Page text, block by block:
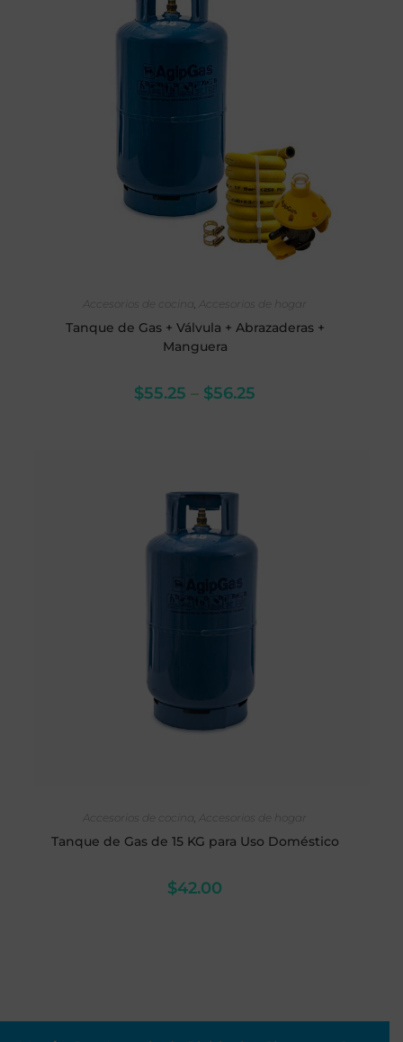
Accesorios de cocina Accesorios de hogar
Tanque de Gas + Válvula + Abrazaderas +
Manguera
$55.25 – $56.25
Accesorios de cocina Accesorios de hogar
Tanque de Gas de 15 KG para Uso Doméstico
$42.00